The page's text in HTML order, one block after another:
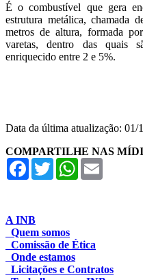
É o combustível que gera
estrutura metálica, chamada
metros de altura, formada
varetas, dentro das quais
enriquecido entre 2 e 5%.
Data da última atualização: 01/
COMPARTILHE NAS
Facebook
TwitterWhatsApp
A INB
Quem somos
Comissão de Ética
Onde estamos
Licitações e Contratos